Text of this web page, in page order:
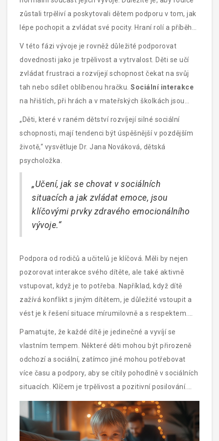
sociální dovednosti.
zůstali trpěliví a poskytovali dětem podporu v tom, jak
lépe pochopit a zvládat své pocity. Hraní rolí a příběhy
mohou být velmi užitečné při rozvoji emoční
inteligence. Například hraní scénářů, kde se dítě musí
rozhodnout, jak jednat v určitých situacích, může být
skvělým způsobem, jak učit empatii a řešení konfliktů.
V této fázi vývoje je rovněž důležité podporovat
dovednosti jako je trpělivost a vytrvalost. Děti se učí
zvládat frustraci a rozvíjejí schopnost čekat na svůj
tah nebo sdílet oblíbenou hračku. Sociální interakce
na hřištích, při hrách a v mateřských školkách jsou
výjimečně důležité. Zde se učí, jak rozpoznávat a
respektovat pocity a potřeby druhých dětí.
„Děti, které v raném dětství rozvíjejí silné sociální
schopnosti, mají tendenci být úspěšnější v pozdějším
životě,“ vysvětluje Dr. Jana Nováková, dětská
psycholožka.
„Učení, jak se chovat v sociálních
situacích a jak zvládat emoce, jsou
klíčovými prvky zdravého emocionálního
vývoje.“
Podpora od rodičů a učitelů je klíčová. Měli by nejen
pozorovat interakce svého dítěte, ale také aktivně
vstupovat, když je to potřeba. Například, když dítě
zažívá konflikt s jiným dítětem, je důležité vstoupit a
vést je k řešení situace mírumilovně a s respektem.
Čtení knížek o přátelství a hraní her, kde se střídáte,
může být skvělou příležitostí, jak učit sociální
dovednosti.
Pamatujte, že každé dítě je jedinečné a vyvíjí se
vlastním tempem. Některé děti mohou být přirozeně
odchozí a sociální, zatímco jiné mohou potřebovat
více času a podpory, aby se cítily pohodlně v sociálních
situacích. Klíčem je trpělivost a pozitivní posilování.
Vždy zdůrazňujte dobré chování a snažte se ukazovat
pozitivní příklady, jak řešit konflikty a jak být dobrým
přítelem.